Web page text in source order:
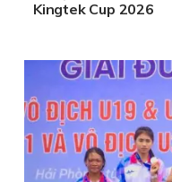
Kingtek Cup 2026